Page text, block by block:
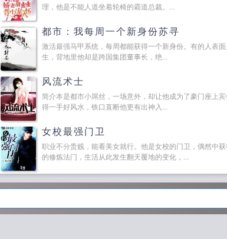
理，他是不能人道坐着轮椅的霸道总裁。...
都市：我每周一个新身份苏寻
激活最强马甲系统，每周都能获得一个新身份。有的人表
生，背地里他却是跨国集团董事长，绝...
风流术士
简介本是都市小屌丝，一场意外，却让他成为了豪门座上
得一手好风水，铁口直断他更有出神入...
女校最强门卫
职业不分贵贱，能看美女就行。他是女校的门卫，偶然中
的修炼法门，生活从此发生翻天覆地的变化，...